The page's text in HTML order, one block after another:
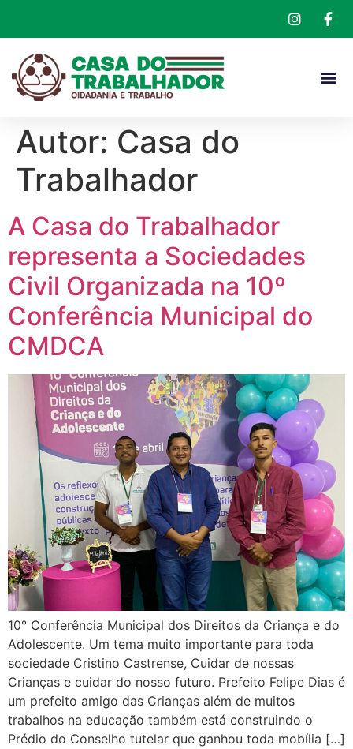
Autor: Casa do
Trabalhador
A Casa do Trabalhador
representa a Sociedades
Civil Organizada na 10º
Conferência Municipal do
CMDCA
10° Conferência Municipal dos Direitos da Criança e do
Adolescente. Um tema muito importante para toda
sociedade Cristino Castrense, Cuidar de nossas
Crianças e cuidar do nosso futuro. Prefeito Felipe Dias é
um prefeito amigo das Crianças além de muitos
trabalhos na educação também está construindo o
Prédio do Conselho tutelar que ganhou toda mobília […]